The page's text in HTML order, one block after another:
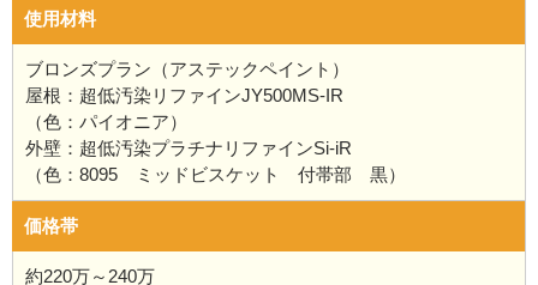
使用材料
ブロンズプラン（アステックペイント）
屋根：超低汚染リファインJY500MS-IR
（色：パイオニア）
外壁：超低汚染プラチナリファインSi-iR
（色：8095 ミッドビスケット 付帯部 黒）
価格帯
約220万～240万